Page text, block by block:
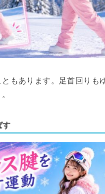
もあります。足首回りも
す